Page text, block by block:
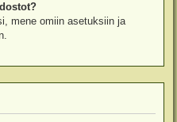
mene omiin asetuksiin ja